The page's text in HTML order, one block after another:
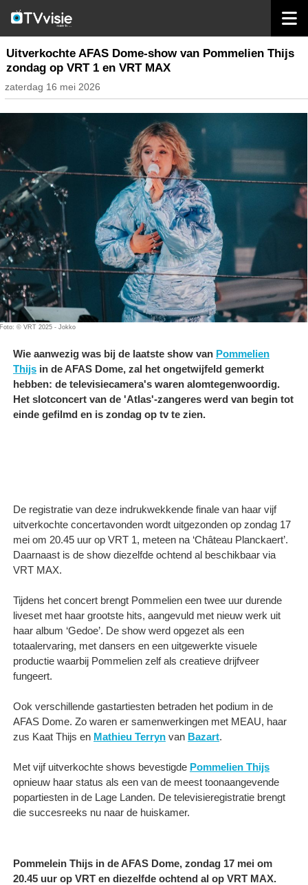
nieuws belgië
Uitverkochte AFAS Dome-show van Pommelien Thijs
zondag op VRT 1 en VRT MAX
zaterdag 16 mei 2026
Foto: © VRT 2025 - Jokko
Wie aanwezig was bij de laatste show van Pommelien
Thijs in de AFAS Dome, zal het ongetwijfeld gemerkt
hebben: de televisiecamera's waren alomtegenwoordig.
Het slotconcert van de 'Atlas'-zangeres werd van begin tot
einde gefilmd en is zondag op tv te zien.
De registratie van deze indrukwekkende finale van haar vijf
uitverkochte concertavonden wordt uitgezonden op zondag 17
mei om 20.45 uur op VRT 1, meteen na ‘Château Planckaert’.
Daarnaast is de show diezelfde ochtend al beschikbaar via
VRT MAX.
Tijdens het concert brengt Pommelien een twee uur durende
liveset met haar grootste hits, aangevuld met nieuw werk uit
haar album ‘Gedoe’. De show werd opgezet als een
totaalervaring, met dansers en een uitgewerkte visuele
productie waarbij Pommelien zelf als creatieve drijfveer
fungeert.
Ook verschillende gastartiesten betraden het podium in de
AFAS Dome. Zo waren er samenwerkingen met MEAU, haar
zus Kaat Thijs en Mathieu Terryn van Bazart.
Met vijf uitverkochte shows bevestigde Pommelien Thijs
opnieuw haar status als een van de meest toonaangevende
popartiesten in de Lage Landen. De televisieregistratie brengt
die succesreeks nu naar de huiskamer.
Pommelein Thijs in de AFAS Dome, zondag 17 mei om
20.45 uur op VRT en diezelfde ochtend al op VRT MAX.